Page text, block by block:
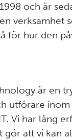
och är
verksamhet
för hur den
är en
utförare
Vi har lång
gör att vi kan